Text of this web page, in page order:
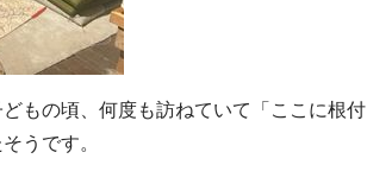
もの頃、何度も訪ねていて「ここに根付
うです。